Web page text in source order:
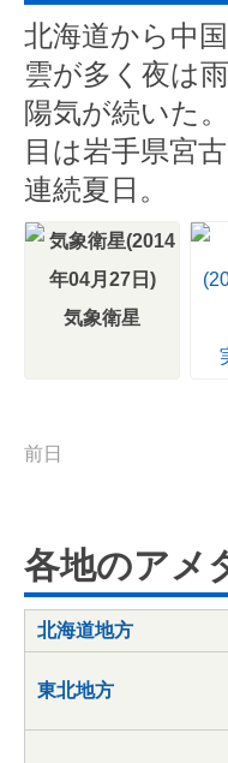
北海道から中
雲が多く夜は
陽気が続いた
目は岩手県宮
連続夏日。
気象衛星
前日
各地のアメ
北海道地方
東北地方